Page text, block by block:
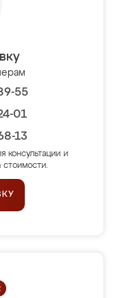
55
01
13
консультации и
стоимости.